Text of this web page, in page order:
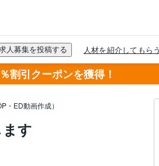
割引クーポンを獲得！
・ED動画作成）
す